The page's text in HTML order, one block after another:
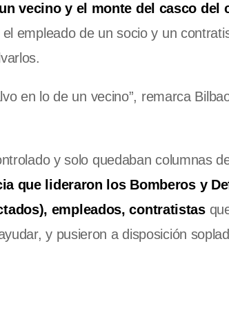
vecino y el monte del casco del
empleado de un socio y un
en lo de un vecino”, remarca
y solo quedaban columnas
que lideraron los Bomberos y
empleados, contratistas
y pusieron a disposición